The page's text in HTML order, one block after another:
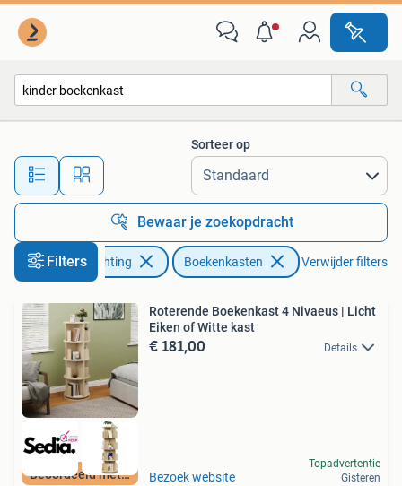
Alle afstanden…
Sorteer op
Bewaar je zoekopdracht
Filters
Huis en Inrichting Boekenkasten Verwijder filters
Beoordeeld met 9+
Roterende Boekenkast 4 Nivaeus | Licht
Eiken of Witte kast
€ 181,00 Details
Bezoek website
Topadvertentie
Gisteren